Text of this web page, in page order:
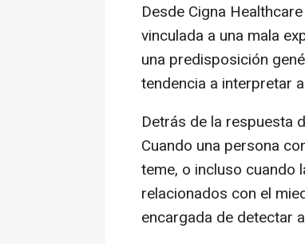
Desde Cigna
vinculada a una mala
una predisposición
tendencia a interpretar
Detrás de la respuesta
Cuando una persona
teme, o incluso cuando
relacionados con el
encargada de detectar